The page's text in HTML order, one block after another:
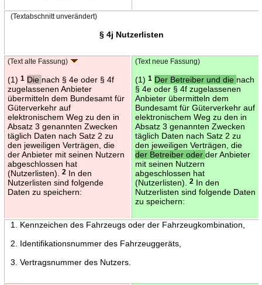
(Textabschnitt unverändert)
§ 4j Nutzerlisten
(Text alte Fassung)
(1) 1 Die nach § 4e oder § 4f
zugelassenen Anbieter
übermitteln dem Bundesamt für
Güterverkehr auf
elektronischem Weg zu den in
Absatz 3 genannten Zwecken
täglich Daten nach Satz 2 zu
den jeweiligen Verträgen, die
der Anbieter mit seinen Nutzern
abgeschlossen hat
(Nutzerlisten).
2In den
Nutzerlisten sind folgende
Daten zu speichern:
(Text neue Fassung)
(1) 1 Der Betreiber und die nach
§ 4e oder § 4f zugelassenen
Anbieter übermitteln dem
Bundesamt für Güterverkehr auf
elektronischem Weg zu den in
Absatz 3 genannten Zwecken
täglich Daten nach Satz 2 zu
den jeweiligen Verträgen, die
der Betreiber oder der Anbieter
mit seinen Nutzern
abgeschlossen hat
(Nutzerlisten).
2In den
Nutzerlisten sind folgende Daten
zu speichern:
1. Kennzeichen des Fahrzeugs oder der Fahrzeugkombination,
2. Identifikationsnummer des Fahrzeuggeräts,
3. Vertragsnummer des Nutzers.